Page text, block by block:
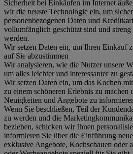
Sicherheit bei Einkäufen im Internet
wir die neuste Technologie ein, um
personenbezogenen Daten und
vollumfänglich geschützt sind und
werden.
Wir setzen Daten ein, um Ihren Einkauf
auf Sie abzustimmen
Wir analysieren, wie die Nutzer unsere
um alles leichter und interessanter zu
Wir setzen Daten ein, um das Kochen
zu einem schöneren Erlebnis zu machen
Neuigkeiten und Angebote zu
Wenn Sie beschließen, Teil der
zu werden und die
beziehen, schicken wir Ihnen
informieren Sie über die Einführung
exklusive Angebote, Kochschauen oder